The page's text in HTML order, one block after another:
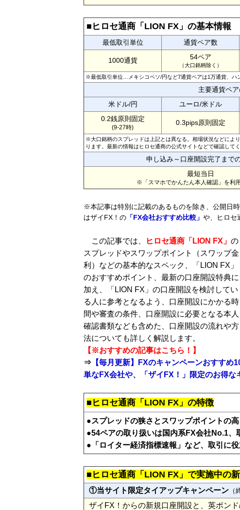
■ヒロセ通商「LION FX」の基本情報
最低取引単位 通貨ペア数
1000通貨 54ペア
（大口銘柄除く）
※最低取引単位…メキシコペソ/円など7通貨ペアは1万通貨、ハ
主要通貨ペ
米ドル/円
ユーロ/米ドル
0.2銭原則固定
(9-27時)
0.3pips原則固定
※大口銘柄のスプレッドは上記とは異なる。相場状況などによ
ります。最新の情報はヒロセ通商の公式サイトなどで確認して
申し込み～口座開設完了まで
最短当日
※「スマホでかんたん本人確認」を利
※本記事は特別に記載のあるものを除き、公開日
はザイFX！の 「FX会社おすすめ比較」 や、ヒロセ
この記事では、 ヒロセ通商「LION FX」 の
スプレッドやスワップポイント（スワップ金
利）などの基本的なスペック、「LION FX」
のおすすめポイント、最新の口座開設特典に
加え、「LION FX」の口座開設を検討してい
る人に参考となるよう、口座開設にかかる時
間や審査の条件、口座開設に必要となる本人
確認書類なども含めた、口座開設の流れや方
法についても詳しく解説します。
【※おすすめの記事はこちら！】
⇒ 【毎月更新】FXのキャンペーンおすす
単なFX会社や、「ザイFX！」限定のお得な
■ヒロセ通商「LION FX」の特徴
●スプレッドの狭さとスワップポイントの
●54ペアの取り扱いは国内系FX会社No.1
●「ロイター経済指標速報」など、取引に
■ヒロセ通商「LION FX」で実施中の
①当サイト限定タイアップキャンペーン
ザイFX！からの新規口座開設と、英ポン